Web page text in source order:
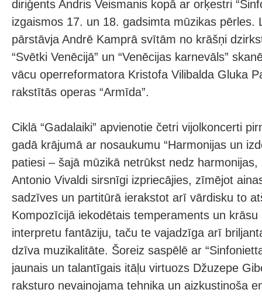
diriģents Andris Veismanis kopā ar orķestri
izgaismos 17. un 18. gadsimta mūzikas pērles.
pārstāvja Andrē Kamprā svītām no krāšņi
“Svētki Venēcijā” un “Venēcijas karnevāls”
vācu operreformatora Kristofa Vilibalda Gluka
rakstītās operas “Armīda”.
Ciklā “Gadalaiki” apvienotie četri vijolkoncerti
gadā krājumā ar nosaukumu “Harmonijas un
patiesi – šajā mūzikā netrūkst nedz
Antonio Vivaldi sirsnīgi izpriecājies, zīmējot
sadzīves un partitūrā ierakstot arī vārdisku to
Kompozīcijā iekodētais temperaments un
interpretu fantāziju, taču te vajadzīga arī
dzīva muzikalitāte. Šoreiz saspēlē ar
jaunais un talantīgais itāļu virtuozs Džuzepe
raksturo nevainojama tehnika un aizkustinoša